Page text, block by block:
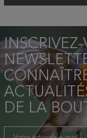
DE LA